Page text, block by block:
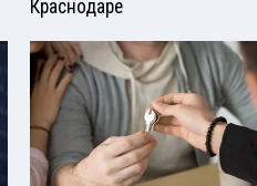
Краснодаре